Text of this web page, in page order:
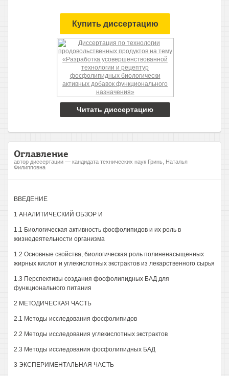
Купить диссертацию
Читать диссертацию
Оглавление
автор диссертации — кандидата технических наук Гринь, Наталья
Филипповна
ВВЕДЕНИЕ
1 АНАЛИТИЧЕСКИЙ ОБЗОР И
1.1 Биологическая активность фосфолипидов и их роль в
жизнедеятельности организма
1.2 Основные свойства, биологическая роль полиненасыщенных
жирных кислот и углекислотных экстрактов из лекарственного сырья
1.3 Перспективы создания фосфолипидных БАД для
функционального питания
2 МЕТОДИЧЕСКАЯ ЧАСТЬ
2.1 Методы исследования фосфолипидов
2.2 Методы исследования углекислотных экстрактов
2.3 Методы исследования фосфолипидных БАД
3 ЭКСПЕРИМЕНТАЛЬНАЯ ЧАСТЬ